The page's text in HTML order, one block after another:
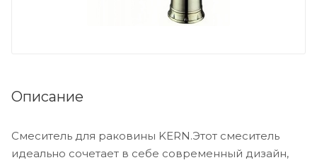
Описание
Смеситель для раковины KERN.Этот смеситель
идеально сочетает в себе современный дизайн,